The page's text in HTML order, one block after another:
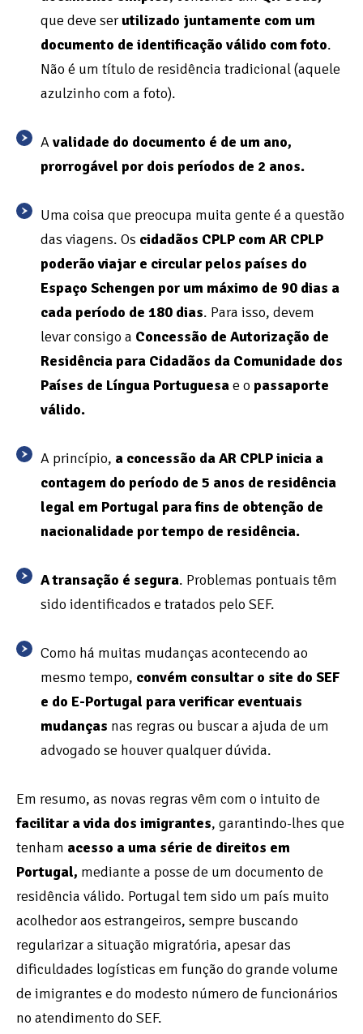
que deve serutilizado juntamente com um
documento de identificação válido com foto.
Não é um título de residência tradicional (aquele
azulzinho com a foto).
Avalidade do documento é de um ano,
prorrogável por dois períodos de 2 anos.
Uma coisa que preocupa muita gente é a questão
das viagens. Os cidadãos CPLP com AR CPLP
poderão viajar e circular pelos países do
Espaço Schengen por um máximo de 90 dias a
cada período de 180 dias. Para isso, devem
levar consigo a Concessão de Autorização de
Residência para Cidadãos da Comunidade dos
Países de Língua Portuguesae o passaporte
válido.
A princípio, a concessão da AR CPLP inicia a
contagem do período de 5 anos de residência
legal em Portugal para fins de obtenção de
nacionalidade por tempo de residência.
A transação é segura. Problemas pontuais têm
sido identificados e tratados pelo SEF.
Como há muitas mudanças acontecendo ao
mesmo tempo, convém consultar o site do SEF
e do E-Portugal para verificar eventuais
mudanças nas regras ou buscar a ajuda de um
advogado se houver qualquer dúvida.
Em resumo, as novas regras vêm com o intuito de
facilitar a vida dos imigrantes, garantindo-lhes que
tenham acesso a uma série de direitos em
Portugal, mediante a posse de um documento de
residência válido. Portugal tem sido um país muito
acolhedor aos estrangeiros, sempre buscando
regularizar a situação migratória, apesar das
dificuldades logísticas em função do grande volume
de imigrantes e do modesto número de funcionários
no atendimento do SEF.